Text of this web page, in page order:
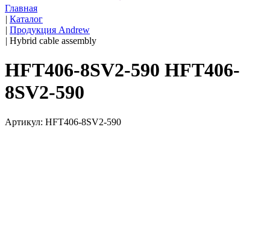
Главная
| Каталог
| Продукция Andrew
| Hybrid cable assembly
HFT406-8SV2-590 HFT406-
8SV2-590
Артикул: HFT406-8SV2-590